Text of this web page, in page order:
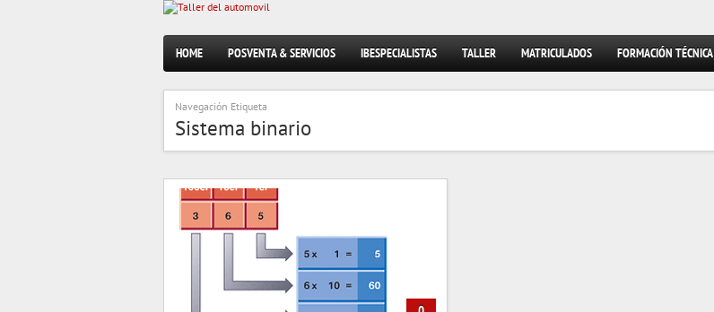
HOME POSVENTA & SERVICIOS IBESPECIALISTAS TALLER MATRICULADOS FORMACIÓN TÉCNICA
Navegación Etiqueta
Sistema binario